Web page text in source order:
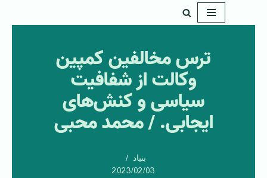
ترس مخالفین کمپین
وکالت از شفافیت
سیاسی و کنش‌های
ایجابی. / محمد محبی
بنیاد
2023/02/03